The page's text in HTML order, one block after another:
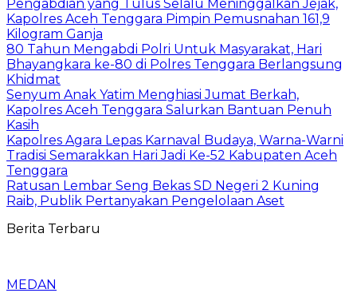
Pengabdian yang Tulus Selalu Meninggalkan Jejak,
Kapolres Aceh Tenggara Pimpin Pemusnahan 161,9
Kilogram Ganja
80 Tahun Mengabdi Polri Untuk Masyarakat, Hari
Bhayangkara ke-80 di Polres Tenggara Berlangsung
Khidmat
Senyum Anak Yatim Menghiasi Jumat Berkah,
Kapolres Aceh Tenggara Salurkan Bantuan Penuh
Kasih
Kapolres Agara Lepas Karnaval Budaya, Warna-Warni
Tradisi Semarakkan Hari Jadi Ke-52 Kabupaten Aceh
Tenggara
Ratusan Lembar Seng Bekas SD Negeri 2 Kuning
Raib, Publik Pertanyakan Pengelolaan Aset
Berita Terbaru
MEDAN